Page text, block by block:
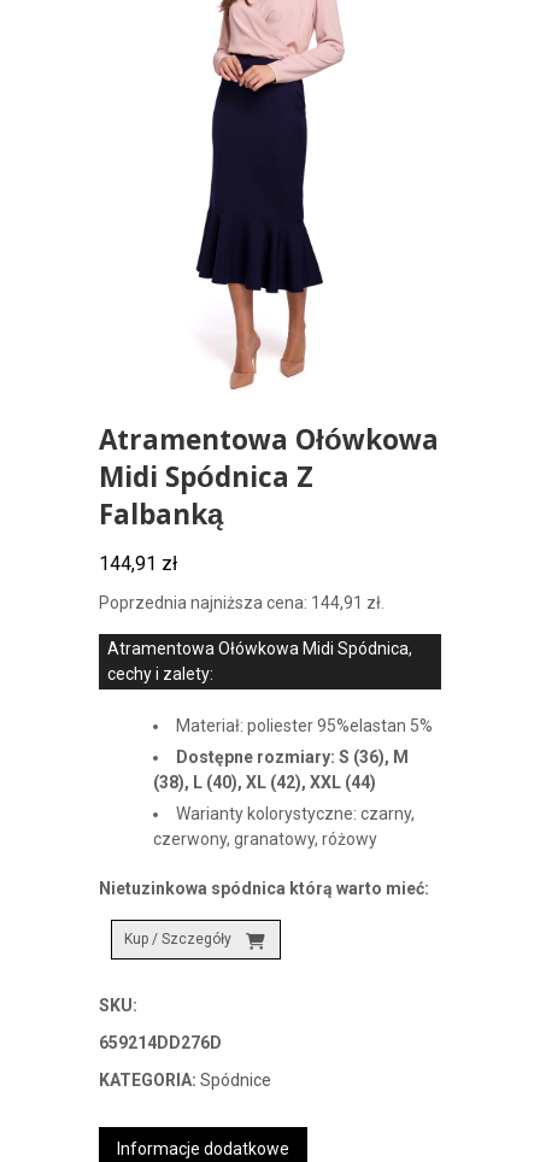
Atramentowa Ołówkowa
Midi Spódnica Z
Falbanką
144,91 zł
Poprzednia najniższa cena: 144,91 zł.
Atramentowa Ołówkowa Midi Spódnica,
cechy i zalety:
Materiał: poliester 95%elastan 5%
Dostępne rozmiary: S (36), M
(38), L (40), XL (42), XXL (44)
Warianty kolorystyczne: czarny,
czerwony, granatowy, różowy
Nietuzinkowa spódnica którą warto mieć:
Kup / Szczegóły
SKU:
659214DD276D
KATEGORIA: Spódnice
Informacje dodatkowe